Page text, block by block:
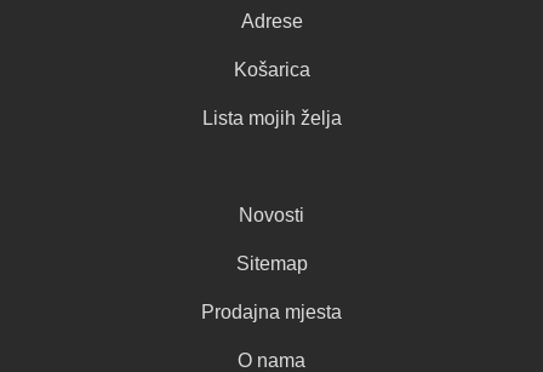
Adrese
Košarica
Lista mojih želja
Novosti
Sitemap
Prodajna mjesta
O nama